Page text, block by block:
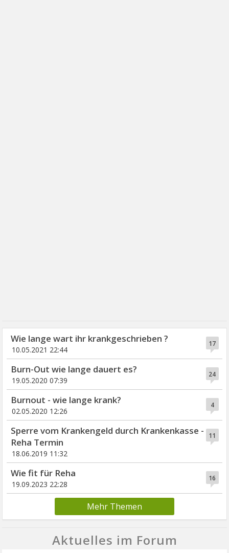
17
Wie lange wart ihr krankgeschrieben ?
10.05.2021 22:44
24
Burn-Out wie lange dauert es?
19.05.2020 07:39
4
Burnout - wie lange krank?
02.05.2020 12:26
11
Sperre vom Krankengeld durch Krankenkasse -
Reha Termin
18.06.2019 11:32
16
Wie fit für Reha
19.09.2023 22:28
Mehr Themen
Aktuelles im Forum